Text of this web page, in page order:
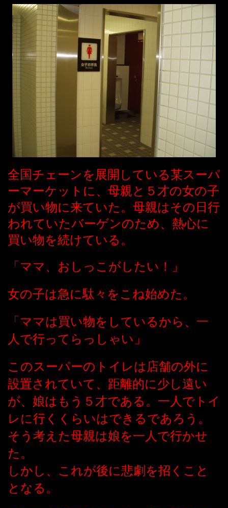
全国チェーンを展開している某スーパ
ーマーケットに、母親と５才の女の子
が買い物に来ていた。母親はその日行
われていたバーゲンのため、熱心に
買い物を続けている。
「ママ、おしっこがしたい！」
女の子は急に駄々をこね始めた。
「ママは買い物をしているから、一
人で行ってらっしゃい」
このスーパーのトイレは店舗の外に
設置されていて、距離的に少し遠い
が、娘はもう５才である。一人でトイ
レに行くくらいはできるであろう。
そう考えた母親は娘を一人で行かせ
た。
しかし、これが後に悲劇を招くこと
となる。